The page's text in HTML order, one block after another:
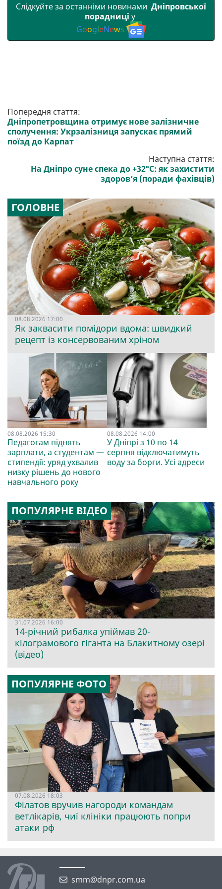
Слідкуйте за останніми новинами Дніпровської
порадниці у
GoogleNews
Попередня стаття:
Дніпропетровщина отримує нове залізничне
сполучення: Укрзалізниця запускає прямий
поїзд до Карпат
Наступна стаття:
На Дніпро суне спека до +32°C: як захистити
здоров’я (поради фахівців)
ГОЛОВНЕ
08.08.2026 17:00
Як заквасити помідори вдома: швидкий
рецепт із консервованим хріном
08.08.2026 15:30
Педагогам піднять
зарплати, а студентам —
стипендії: уряд ухвалив
низку рішень до нового
навчального року
08.08.2026 14:00
У Дніпрі з 10 по 14
серпня відключатимуть
воду за борги. Усі адреси
ПОПУЛЯРНЕ ВІДЕО
31.07.2026 16:00
14-річний рибалка упіймав 20-
кілограмового гіганта на Блакитному озері
(відео)
ПОПУЛЯРНЕ ФОТО
07.08.2026 18:03
Філатов вручив нагороди командам
ветлікарів, чиї клініки працюють попри
атаки рф
smm@dnpr.com.ua